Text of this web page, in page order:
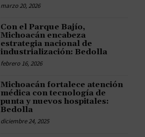
marzo 20, 2026
Con el Parque Bajío,
Michoacán encabeza
estrategia nacional de
industrialización: Bedolla
febrero 16, 2026
Michoacán fortalece atención
médica con tecnología de
punta y nuevos hospitales:
Bedolla
diciembre 24, 2025